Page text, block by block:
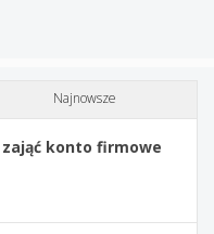
Najnowsze
konto firmowe